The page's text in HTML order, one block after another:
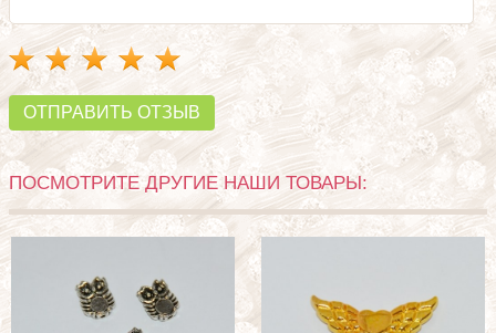
ОТПРАВИТЬ ОТЗЫВ
ПОСМОТРИТЕ ДРУГИЕ НАШИ ТОВАРЫ: